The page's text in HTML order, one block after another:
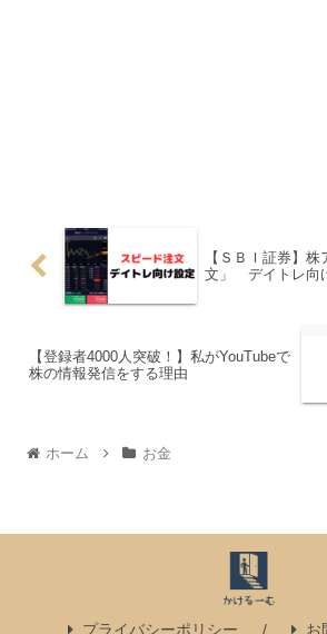
【ＳＢＩ証券】
文」 デイトレ向
【登録者4000人突破！】私がYouTubeで
株の情報発信をする理由
ホーム お金
プライバシーポリシー お